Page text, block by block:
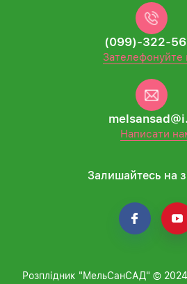
(099)-322-
Зателефонуйте
Написати
Залишайтесь на
Розплідник "МельСанСАД" © 2024